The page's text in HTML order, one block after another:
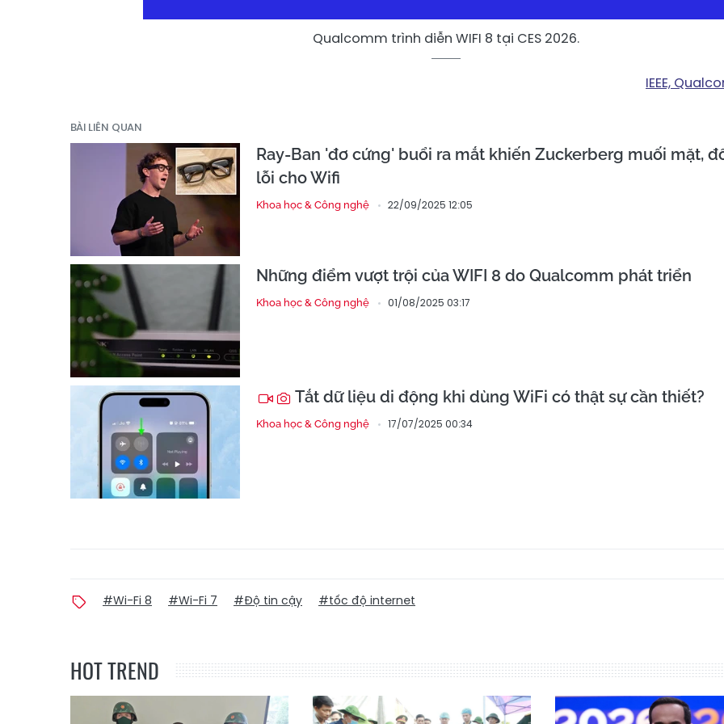
Qualcomm trình diễn WIFI 8 tại CES 2026.
IEEE,
BÀI LIÊN QUAN
Ray-Ban 'đơ cứng' buổi ra mắt khiến Zuckerberg muối mặt,
lỗi cho Wifi
Khoa học & Công nghệ 22/09/2025 12:05
Những điểm vượt trội của WIFI 8 do Qualcomm phát triển
Khoa học & Công nghệ 01/08/2025 03:17
Tắt dữ liệu di động khi dùng WiFi có thật sự cần thiết?
Khoa học & Công nghệ 17/07/2025 00:34
#Wi-Fi 8 #Wi-Fi 7 #Độ tin cậy #tốc độ internet
HOT TREND